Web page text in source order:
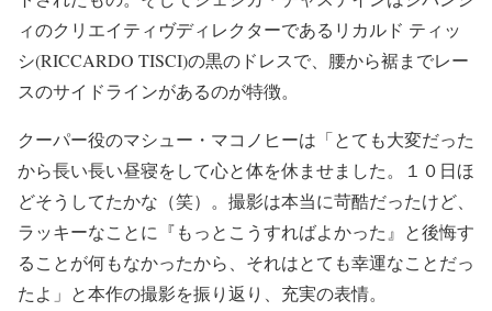
ィのクリエイティヴディレクターであるリカルド ティッ
シ(RICCARDO TISCI)の黒のドレスで、腰から裾までレー
スのサイドラインがあるのが特徴。
クーパー役のマシュー・マコノヒーは「とても大変だった
から長い長い昼寝をして心と体を休ませました。１０日ほ
どそうしてたかな（笑）。撮影は本当に苛酷だったけど、
ラッキーなことに『もっとこうすればよかった』と後悔す
ることが何もなかったから、それはとても幸運なことだっ
たよ」と本作の撮影を振り返り、充実の表情。